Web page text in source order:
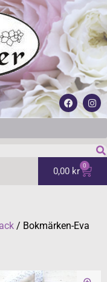
0,00 kr 0
/ Bokmärken-Eva